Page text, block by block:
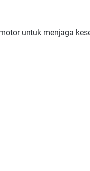
untuk menjaga